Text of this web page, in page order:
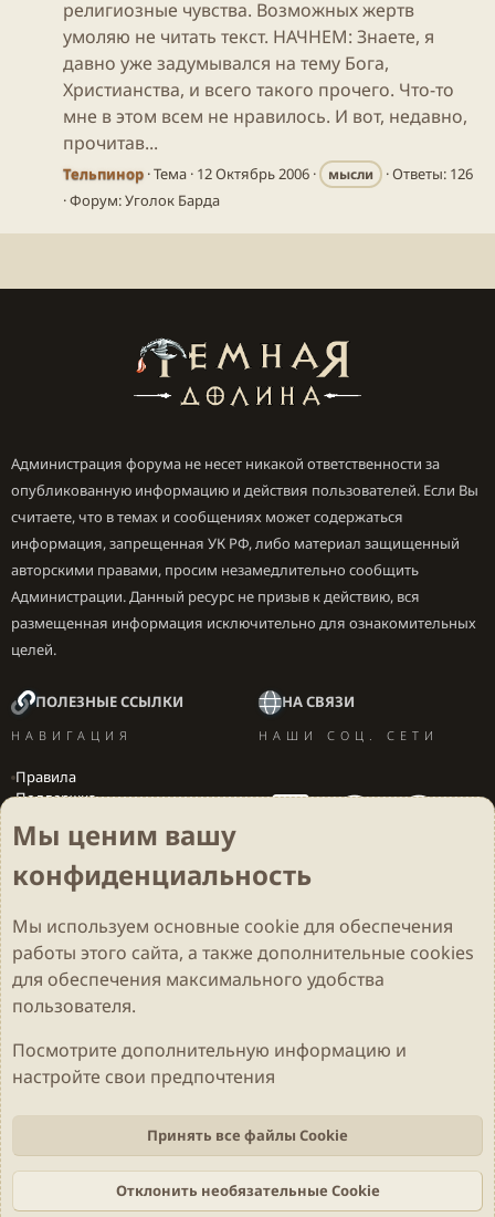
религиозные чувства. Возможных жертв
умоляю не читать текст. НАЧНЕМ: Знаете, я
давно уже задумывался на тему Бога,
Христианства, и всего такого прочего. Что-то
мне в этом всем не нравилось. И вот, недавно,
прочитав...
Тельпинор Тема 12 Октябрь 2006 мысли
Ответы: 126
Форум:Уголок Барда
Администрация форума не несет никакой ответственности за
опубликованную информацию и действия пользователей. Если Вы
считаете, что в темах и сообщениях может содержаться
информация, запрещенная УК РФ, либо материал защищенный
авторскими правами, просим незамедлительно сообщить
Администрации. Данный ресурс не призыв к действию, вся
размещенная информация исключительно для ознакомительных
целей.
ПОЛЕЗНЫЕ ССЫЛКИ
НАВИГАЦИЯ
Правила
Поддержка
Локализация игр
НА СВЯЗИ
НАШИ СОЦ. СЕТИ
Cookies Darkdale - Основа [v.2.3.2 rc1] 🔥
Русский (RU)
Обратная связь
Условия и правила
Политика конфиденциальности
Помощь
R
ЛокализацияLiaNdrY
Мы ценим вашу
конфиденциальность
Мы используем основные cookieдля обеспечения
работы этого сайта, а также дополнительные cookies
для обеспечения максимального удобства
пользователя.
Посмотрите дополнительную информацию и
настройте свои предпочтения
Принять все файлы Cookie
Отклонить необязательные Cookie